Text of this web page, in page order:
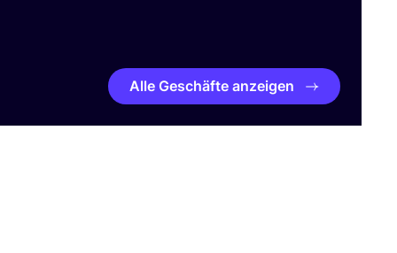
Alle Geschäfte anzeigen